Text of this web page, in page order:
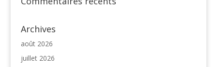
Archives
août 2026
juillet 2026